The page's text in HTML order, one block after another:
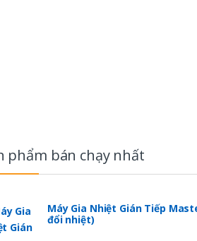
phẩm bán chạy nhất
Máy Gia Nhiệt Gián Tiếp
đổi nhiệt)